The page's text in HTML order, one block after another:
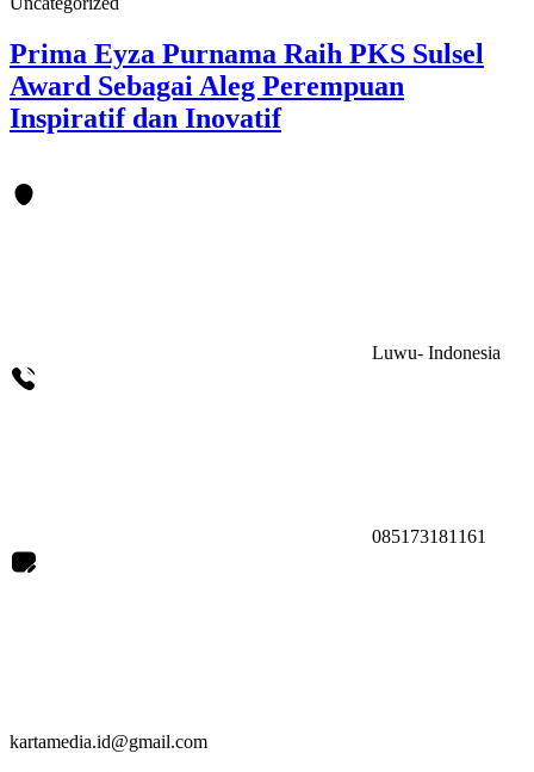
Prima Eyza Purnama Raih PKS Sulsel
Award Sebagai Aleg Perempuan
Inspiratif dan Inovatif
Luwu- Indonesia
085173181161
kartamedia.id@gmail.com